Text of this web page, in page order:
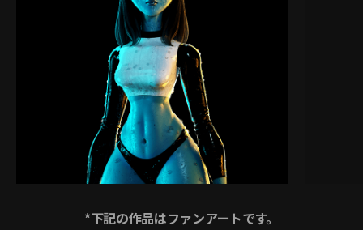
*下記の作品はファンアートです。